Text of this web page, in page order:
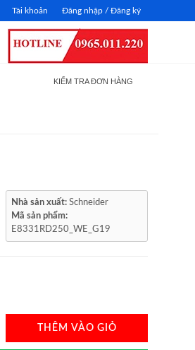
Tài khoản Đăng nhập / Đăng ký
KIỂM TRA ĐƠN HÀNG
Nhà sản xuất:Schneider
Mã sản phẩm:
E8331RD250_WE_G19
THÊM VÀO GIỎ